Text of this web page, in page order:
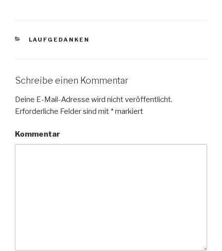
KATEGORIEN
LAUFGEDANKEN
Schreibe einen Kommentar
Deine E-Mail-Adresse wird nicht veröffentlicht.
Erforderliche Felder sind mit *markiert
Kommentar